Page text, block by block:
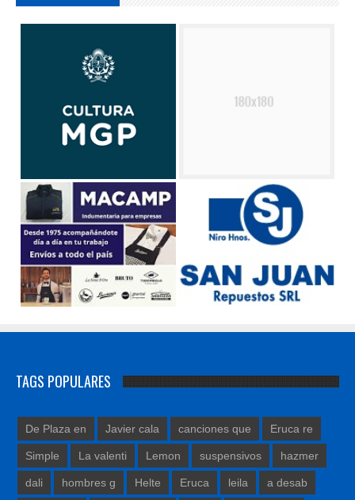
TAGS POPULARES
De Plaza en Javier cala canciones que Eruca re
Simple La valenti Lemon suspensivos hazmer
dali hombres g Helte Eruca leila a desab